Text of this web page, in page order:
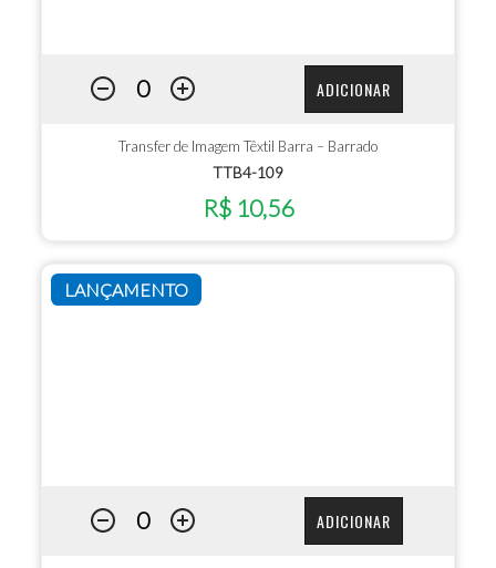
ADICIONAR
Transfer de Imagem Têxtil Barra – Barrado
TTB4-109
R$ 10,56
LANÇAMENTO
ADICIONAR